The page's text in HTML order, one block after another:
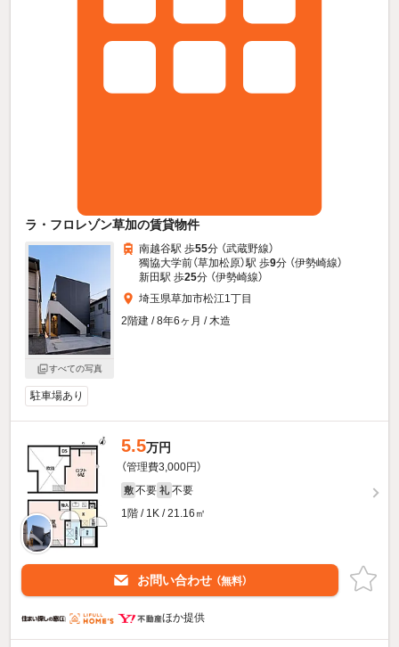
ラ・フロレゾン草加の賃貸物件
すべての写真
南越谷駅 歩55分 （武蔵野線）
獨協大学前（草加松原）駅 歩9分 （伊勢崎線）
新田駅 歩25分 （伊勢崎線）
埼玉県草加市松江1丁目
2階建 / 8年6ヶ月 / 木造
駐車場あり
5.5万円
（管理費3,000円）
敷 不要 礼 不要
1階 / 1K / 21.16㎡
お問い合わせ （無料）
ほか提供